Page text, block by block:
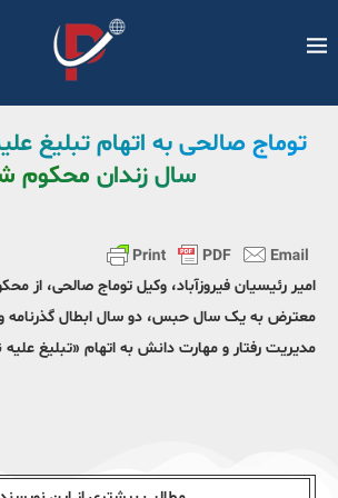
توماج صالحی به اتهام تبلیغ
سال زندان محکوم
امیر رئیسیان فیروزآباد، وکیل توماج صالحی، از
معترض به یک سال حبس، دو سال ابطال گذرنامه
مدیریت رفتار و مهارت دانش به اتهام «تبلیغ علیه